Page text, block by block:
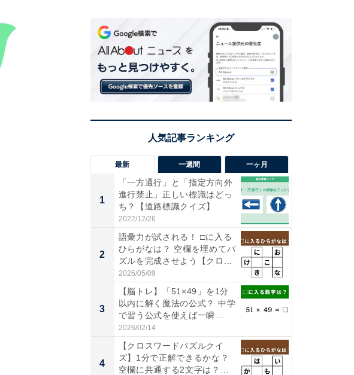
最新 一週間 一ヶ月
1
「一方通行」と「指定方向外
進行禁止」正しい標識はどっ
ち？【道路標識クイズ】
2022/12/26
2
語彙力が試される！ □に入る
ひらがなは？ 空欄を埋めてパ
ズルを完成させよう【クロ...
2026/05/09
3
【脳トレ】「51×49」を1分
以内に解く魔法の公式？ 中学
で習う公式を使えば一瞬...
2026/02/14
4
【クロスワードパズルクイ
ズ】1分で正解できるかな？
空欄に共通する2文字は？